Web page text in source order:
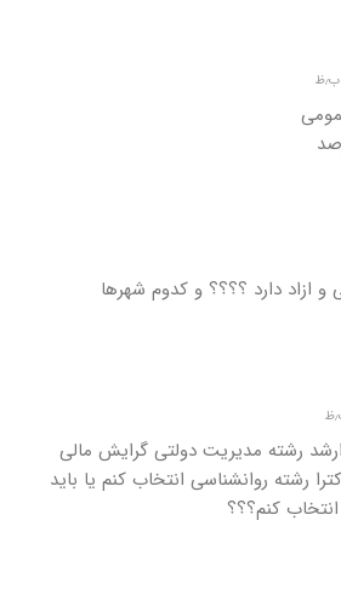
ازاد دارد ؟؟؟؟ و کدوم شهرها
رشته مدیریت دولتی گرایش مالی
رشته روانشناسی انتخاب کنم یا باید
کنم؟؟؟